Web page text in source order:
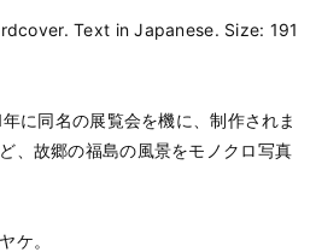
Text in Japanese. Size: 191
に同名の展覧会を機に、制作されま
、故郷の福島の風景をモノクロ写真
ケ。